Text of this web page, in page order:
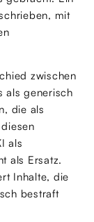
mit
zwischen
als generisch
die als
als
als Ersatz.
Inhalte, die
bestraft